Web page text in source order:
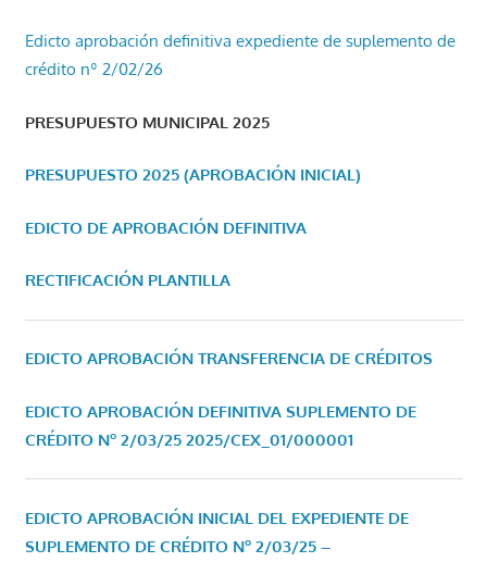
Edicto aprobación definitiva expediente de suplemento de
crédito nº 2/02/26
PRESUPUESTO MUNICIPAL 2025
PRESUPUESTO 2025 (APROBACIÓN INICIAL)
EDICTO DE APROBACIÓN DEFINITIVA
RECTIFICACIÓN PLANTILLA
EDICTO APROBACIÓN TRANSFERENCIA DE CRÉDITOS
EDICTO APROBACIÓN DEFINITIVA SUPLEMENTO DE
CRÉDITO Nº 2/03/25 2025/CEX_01/000001
EDICTO APROBACIÓN INICIAL DEL EXPEDIENTE DE
SUPLEMENTO DE CRÉDITO Nº 2/03/25 –